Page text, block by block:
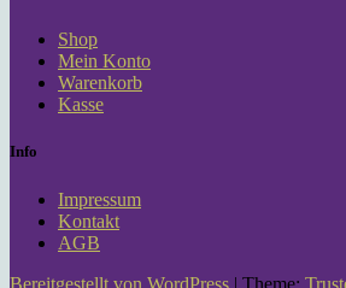
Shop
Mein Konto
Warenkorb
Kasse
Info
Impressum
Kontakt
AGB
Bereitgestellt von WordPress | Theme: